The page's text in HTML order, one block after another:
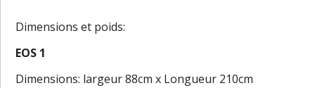
Dimensions et poids:
EOS 1
Dimensions: largeur 88cm x Longueur 210cm